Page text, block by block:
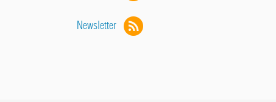
Newsletter